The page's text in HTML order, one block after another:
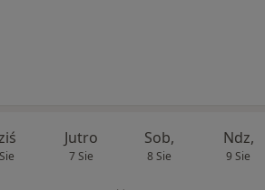
Jutro
7 Sie
Sob,
8 Sie
Ndz,
9 Sie